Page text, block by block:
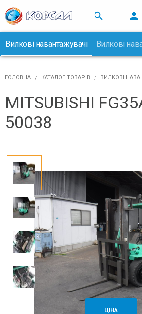
 
Вилкові навантажувачі Вилкові
ГОЛОВНА КАТАЛОГ ТОВАРІВ ВИЛКОВІ
MITSUBISHI
50038
ЦІНА